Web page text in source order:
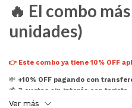
🔥 El combo
unidades)
👉 Este combo ya tiene 10% OFF
💸 +10% OFF pagando con
💳 3 cuotas sin interés con tarjeta
Ver más